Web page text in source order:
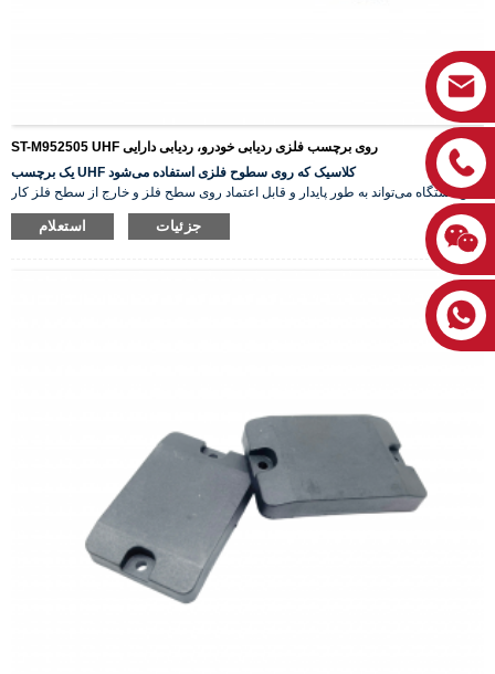
ST-M952505 UHF روی برچسب فلزی ردیابی خودرو، ردیابی دارایی
یک برچسب UHF کلاسیک که روی سطوح فلزی استفاده می‌شود
این دستگاه می‌تواند به طور پایدار و قابل اعتماد روی سطح فلز و خارج از سطح فلز کار
کند، که به طور گسترده در مدیریت دارایی‌های درب و فضای باز مورد استفاده قرار
می‌گیرد.
استعلام جزئیات